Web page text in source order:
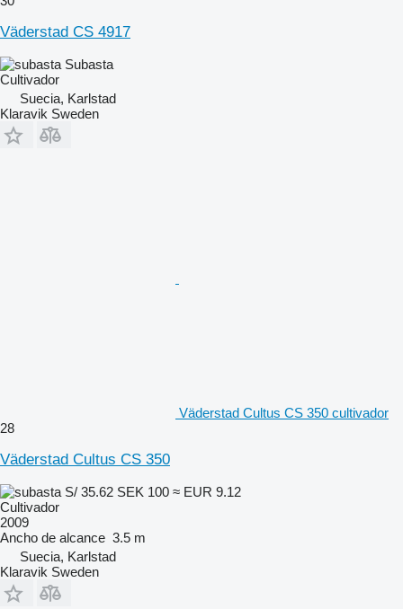
Väderstad CS 4917
Subasta
Cultivador
Suecia, Karlstad
Klaravik Sweden
Väderstad Cultus CS 350 cultivador
28
Väderstad Cultus CS 350
S/ 35.62 SEK 100 ≈ EUR 9.12
Cultivador
2009
Ancho de alcance 3.5 m
Suecia, Karlstad
Klaravik Sweden